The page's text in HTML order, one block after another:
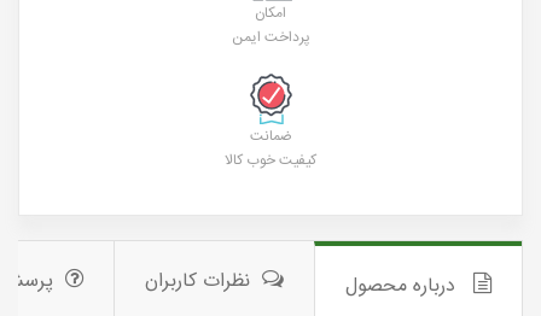
امکان
پرداخت ایمن
ضمانت
کیفیت خوب کالا
درباره محصول نظرات کاربران